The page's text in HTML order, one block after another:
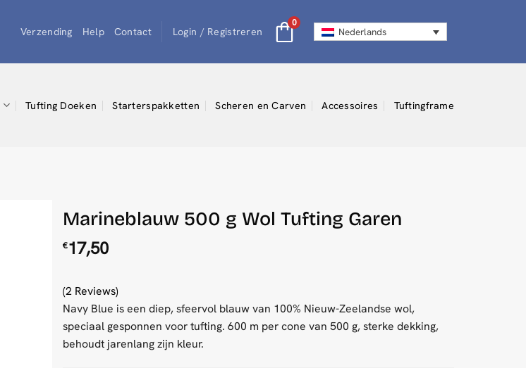
Verzending Help Contact Login / Registreren
0
Nederlands
Tufting Doeken Starterspakketten Scheren en Carven Accessoires Tuftingframe
Marineblauw 500 g Wol Tufting Garen
€17,50
(2 Reviews)
Navy Blue is een diep, sfeervol blauw van 100% Nieuw-Zeelandse wol,
speciaal gesponnen voor tufting. 600 m per cone van 500 g, sterke dekking,
behoudt jarenlang zijn kleur.